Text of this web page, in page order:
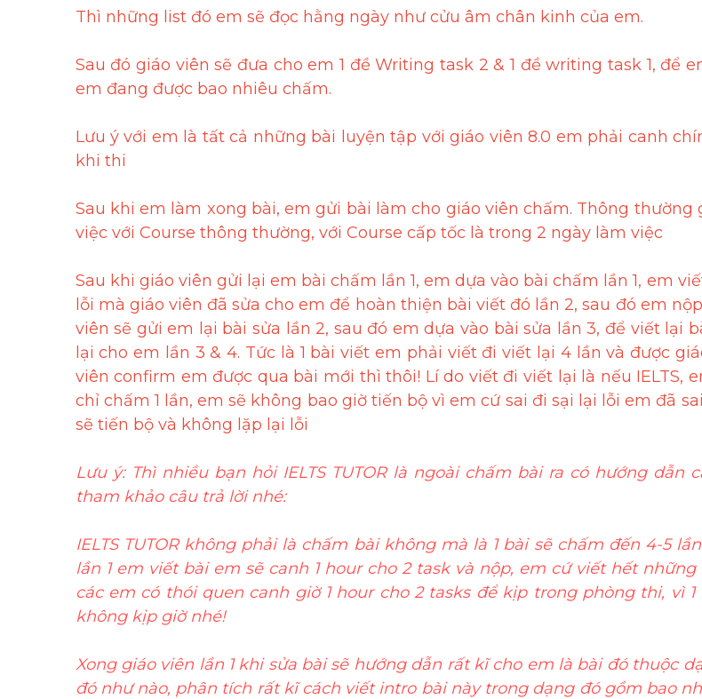
Thì những list đó em sẽ đọc hằng ngày như cửu âm chân kinh của em.
Sau đó giáo viên sẽ đưa cho em 1 đề Writing task 2 & 1 đề writing task 1, để
em đang được bao nhiêu chấm.
Lưu ý với em là tất cả những bài luyện tập với giáo viên 8.0 em phải canh
khi thi
Sau khi em làm xong bài, em gửi bài làm cho giáo viên chấm. Thông
việc với Course thông thường, với Course cấp tốc là trong 2 ngày làm việc
Sau khi giáo viên gửi lại em bài chấm lần 1, em dựa vào bài chấm lần 1, em
lỗi mà giáo viên đã sửa cho em để hoàn thiện bài viết đó lần 2, sau đó em
viên sẽ gửi em lại bài sửa lần 2, sau đó em dựa vào bài sửa lần 3, để viết lại
lại cho em lần 3 & 4. Tức là 1 bài viết em phải viết đi viết lại 4 lần và được
viên confirm em được qua bài mới thì thôi! Lí do viết đi viết lại là nếu IELTS,
chỉ chấm 1 lần, em sẽ không bao giờ tiến bộ vì em cứ sai đi sại lại lỗi em đã
sẽ tiến bộ và không lặp lại lỗi
Lưu ý: Thì nhiều bạn hỏi IELTS TUTOR là ngoài chấm bài ra có hướng
tham khảo câu trả lời nhé:
IELTS TUTOR không phải là chấm bài không mà là 1 bài sẽ chấm đến 4-5
lần 1 em viết bài em sẽ canh 1 hour cho 2 task và nộp, em cứ viết hết
các em có thói quen canh giờ 1 hour cho 2 tasks để kịp trong phòng thi, vì
không kịp giờ nhé!
Xong giáo viên lần 1 khi sửa bài sẽ hướng dẫn rất kĩ cho em là bài đó thuộc
đó như nào, phân tích rất kĩ cách viết intro bài này trong dạng đó gồm bao